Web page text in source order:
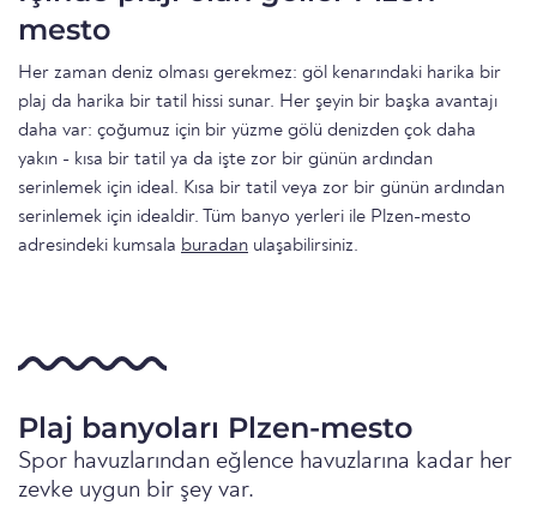
mesto
Her zaman deniz olması gerekmez: göl kenarındaki harika bir
plaj da harika bir tatil hissi sunar. Her şeyin bir başka avantajı
daha var: çoğumuz için bir yüzme gölü denizden çok daha
yakın - kısa bir tatil ya da işte zor bir günün ardından
serinlemek için ideal. Kısa bir tatil veya zor bir günün ardından
serinlemek için idealdir. Tüm banyo yerleri ile Plzen-mesto
adresindeki kumsala buradan ulaşabilirsiniz.
Plaj banyoları Plzen-mesto
Spor havuzlarından eğlence havuzlarına kadar her
zevke uygun bir şey var.